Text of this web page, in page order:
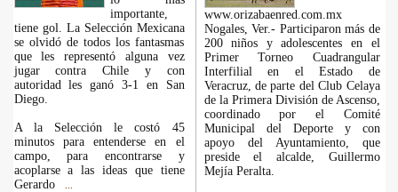
importante,
tiene gol. La Selección Mexicana
se olvidó de todos los fantasmas
que les representó alguna vez
jugar contra Chile y con
autoridad les ganó 3-1 en San
Diego.
A la Selección le costó 45
minutos para entenderse en el
campo, para encontrarse y
acoplarse a las ideas que tiene
Gerardo
www.orizabaenred.com.mx
Nogales, Ver.- Participaron más de
200 niños y adolescentes en el
Primer Torneo Cuadrangular
Interfilial en el Estado de
Veracruz, de parte del Club Celaya
de la Primera División de Ascenso,
coordinado por el Comité
Municipal del Deporte y con
apoyo del Ayuntamiento, que
preside el alcalde, Guillermo
Mejía Peralta.